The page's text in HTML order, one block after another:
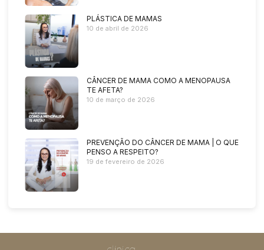
PLÁSTICA DE MAMAS
10 de abril de 2026
CÂNCER DE MAMA COMO A MENOPAUSA
TE AFETA?
10 de março de 2026
PREVENÇÃO DO CÂNCER DE MAMA | O QUE
PENSO A RESPEITO?
19 de fevereiro de 2026